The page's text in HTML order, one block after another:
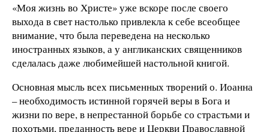
«Моя жизнь во Христе» уже вскоре после своего
выхода в свет настолько привлекла к себе всеобщее
внимание, что была переведена на несколько
иностранных языков, а у англиканских священников
сделалась даже любимейшей настольной книгой.
Основная мысль всех письменных творений о. Иоанна
– необходимость истинной горячей веры в Бога и
жизни по вере, в непрестанной борьбе со страстьми и
похотьми, преданность вере и Церкви Православной